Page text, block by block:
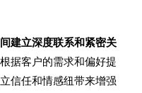
建立深度联系和紧密关
据客户的需求和偏好提
信任和情感纽带来增强